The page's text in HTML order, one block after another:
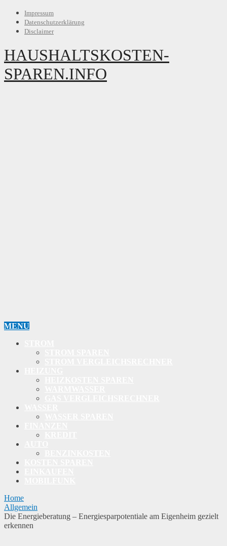
Impressum
Datenschutzerklärung
Disclaimer
HAUSHALTSKOSTEN-
SPAREN.INFO
MENU
Home
Allgemein
Die Energieberatung – Energiesparpotentiale am Eigenheim gezielt
erkennen